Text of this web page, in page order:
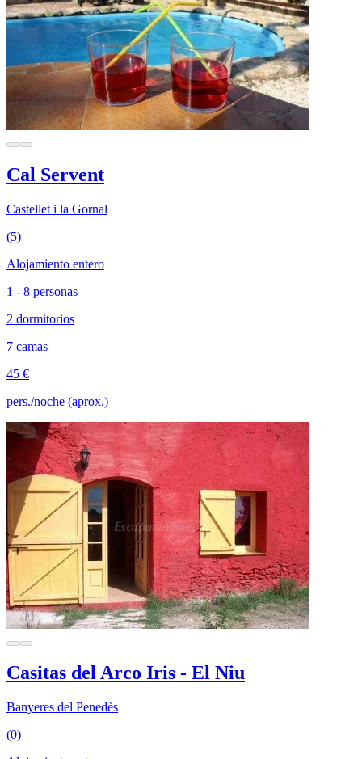
Cal Servent
Castellet i la Gornal
(5)
Alojamiento entero
1 - 8 personas
2 dormitorios
7 camas
45 €
pers./noche (aprox.)
Casitas del Arco Iris - El Niu
Banyeres del Penedès
(0)